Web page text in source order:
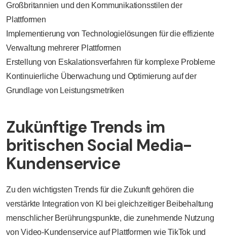
Großbritannien und den Kommunikationsstilen der
Plattformen
Implementierung von Technologielösungen für die effiziente
Verwaltung mehrerer Plattformen
Erstellung von Eskalationsverfahren für komplexe Probleme
Kontinuierliche Überwachung und Optimierung auf der
Grundlage von Leistungsmetriken
Zukünftige Trends im
britischen Social Media-
Kundenservice
Zu den wichtigsten Trends für die Zukunft gehören die
verstärkte Integration von KI bei gleichzeitiger Beibehaltung
menschlicher Berührungspunkte, die zunehmende Nutzung
von Video-Kundenservice auf Plattformen wie TikTok und